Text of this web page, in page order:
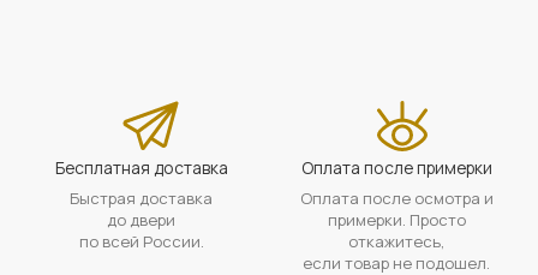
Бесплатная доставка
Быстрая доставка
до двери
по всей России.
Оплата после примерки
Оплата после осмотра и
примерки. Просто
откажитесь,
если товар не подошел.